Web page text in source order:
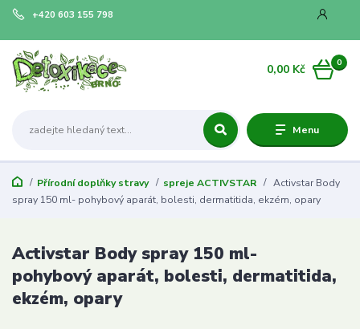
Menu
+420 603 155 798
0
0,00 Kč
Přírodní doplňky stravy spreje ACTIVSTAR
Activstar Body
spray 150 ml- pohybový aparát, bolesti, dermatitida, ekzém, opary
Activstar Body spray 150 ml-
pohybový aparát, bolesti, dermatitida,
ekzém, opary